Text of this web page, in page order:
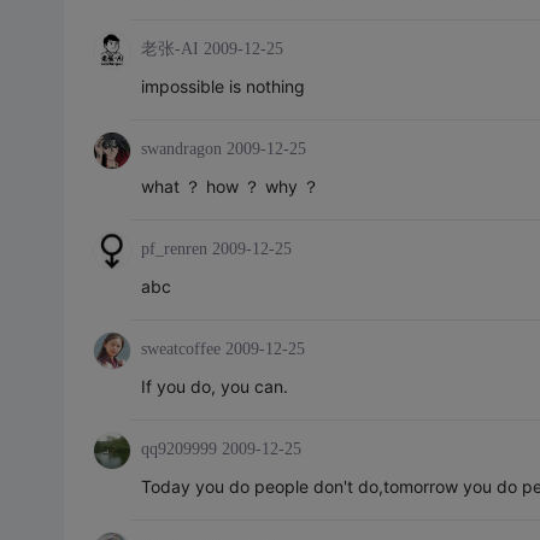
老张-AI 2009-12-25
impossible is nothing
swandragon 2009-12-25
what ？ how ？ why ？
pf_renren 2009-12-25
abc
sweatcoffee 2009-12-25
If you do, you can.
qq9209999 2009-12-25
Today you do people don't do,tomorrow you do